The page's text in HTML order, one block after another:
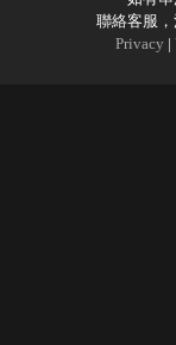
聯絡客服
Privacy |